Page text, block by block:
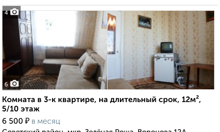
4
6
Комната в 3-к квартире, на длительный срок, 12м²,
5/10 этаж
6 500 ₽ в месяц